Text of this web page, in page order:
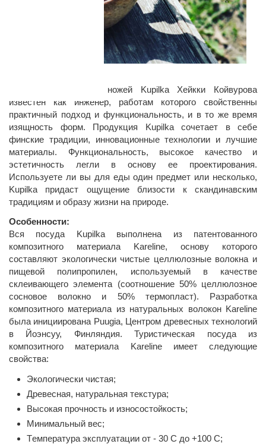
Дизайнер посуды и ножей Kupilka Хейкки Койвурова
известен как инженер, работам которого свойственны
практичный подход и функциональность, и в то же время
изящность форм. Продукция Kupilka сочетает в себе
финские традиции, инновационные технологии и лучшие
материалы. Функциональность, высокое качество и
эстетичность легли в основу ее проектирования.
Используете ли вы для еды один предмет или несколько,
Kupilka придаст ощущение близости к скандинавским
традициям и образу жизни на природе.
Особенности:
Вся посуда Kupilka выполнена из патентованного
композитного материала Kareline, основу которого
составляют экологически чистые целлюлозные волокна и
пищевой полипропилен, используемый в качестве
склеивающего элемента (соотношение 50% целлюлозное
сосновое волокно и 50% термопласт). Разработка
композитного материала из натуральных волокон Kareline
была инициирована Puugia, Центром древесных технологий
в Йоэнсуу, Финляндия. Туристическая посуда из
композитного материала Kareline имеет следующие
свойства:
Экологически чистая;
Древесная, натуральная текстура;
Высокая прочность и износостойкость;
Минимальный вес;
Tемпература эксплуатации от - 30 C до +100 C;